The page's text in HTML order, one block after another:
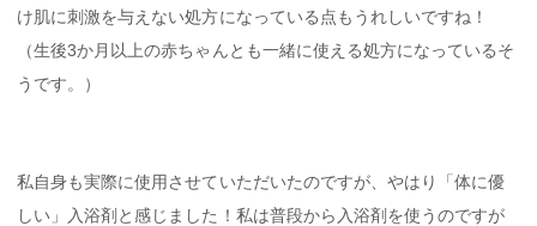
け肌に刺激を与えない処方になっている点もうれしいですね！
（生後3か月以上の赤ちゃんとも一緒に使える処方になっているそ
うです。）
私自身も実際に使用させていただいたのですが、やはり「体に優
しい」入浴剤と感じました！私は普段から入浴剤を使うのですが